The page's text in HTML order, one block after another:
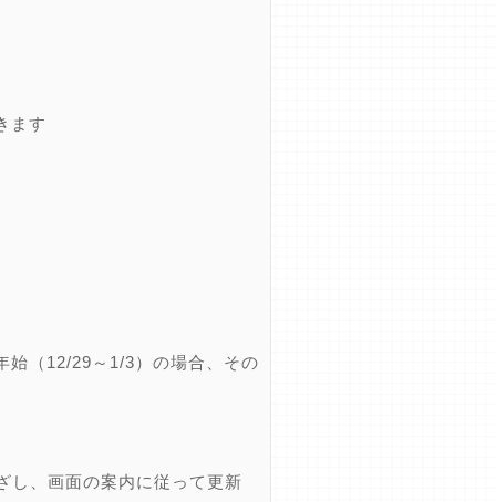
ます
始（12/29～1/3）の場合、その
し、画面の案内に従って更新